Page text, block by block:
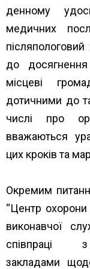
денному
медичних
до
місцеві
дотичними до
числі про
вважаються
цих кроків та
Окремим
“Центр охорони
виконавчої
співпраці з
закладами